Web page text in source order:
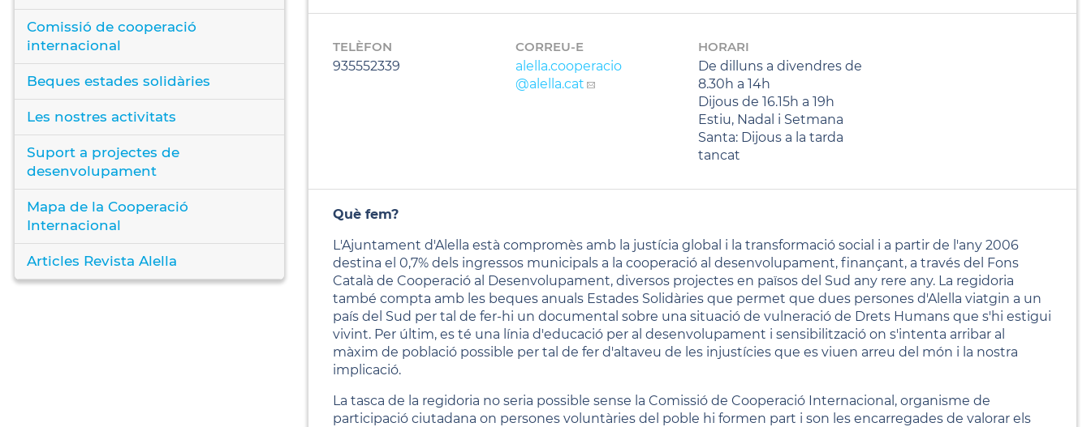
Comissió de cooperació
internacional
Beques estades solidàries
Les nostres activitats
Suport a projectes de
desenvolupament
Mapa de la Cooperació
Internacional
Articles Revista Alella
TELÈFON
935552339
CORREU-E
alella.cooperacio
@alella.cat
HORARI
De dilluns a divendres de
8.30h a 14h
Dijous de 16.15h a 19h
Estiu, Nadal i Setmana
Santa: Dijous a la tarda
tancat
Què fem?
L'Ajuntament d'Alella està compromès amb la justícia global i la transformació social i a partir de l'any 2006
destina el 0,7% dels ingressos municipals a la cooperació al desenvolupament, finançant, a través del Fons
Català de Cooperació al Desenvolupament, diversos projectes en països del Sud any rere any. La regidoria
també compta amb les beques anuals Estades Solidàries que permet que dues persones d'Alella viatgin a un
país del Sud per tal de fer-hi un documental sobre una situació de vulneració de Drets Humans que s'hi estigui
vivint. Per últim, es té una línia d'educació per al desenvolupament i sensibilització on s'intenta arribar al
màxim de població possible per tal de fer d'altaveu de les injustícies que es viuen arreu del món i la nostra
implicació.
La tasca de la regidoria no seria possible sense la Comissió de Cooperació Internacional, organisme de
participació ciutadana on persones voluntàries del poble hi formen part i son les encarregades de valorar els